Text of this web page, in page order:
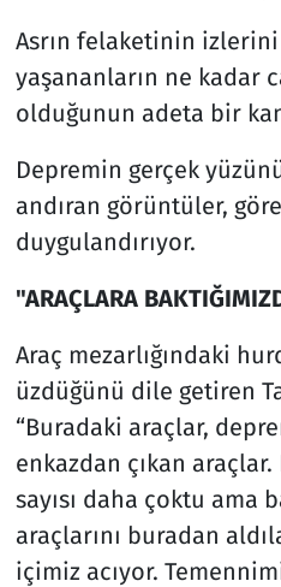
Asrın felaketinin izlerini
yaşananların ne kadar
olduğunun adeta bir
Depremin gerçek
andıran görüntüler,
duygulandırıyor.
"ARAÇLARA
Araç mezarlığındaki
üzdüğünü dile getiren
“Buradaki araçlar,
enkazdan çıkan
sayısı daha çoktu ama
araçlarını buradan
içimiz acıyor.